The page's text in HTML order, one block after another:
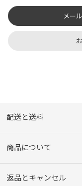
メー
配送と送料
商品について
返品とキャンセル